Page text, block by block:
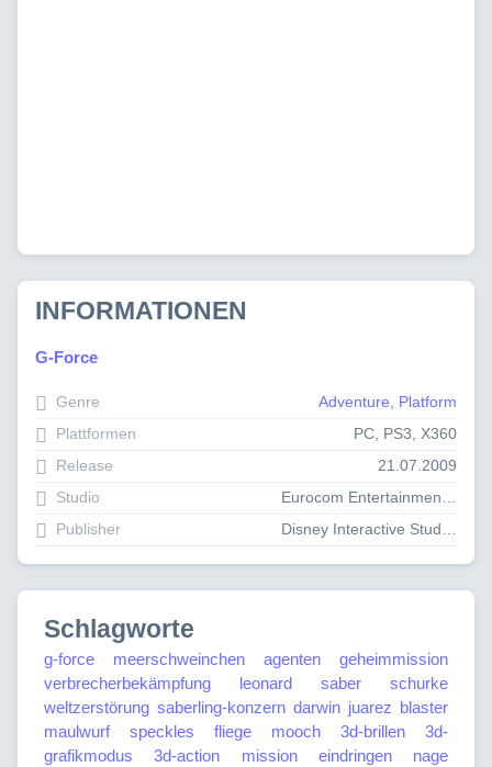
INFORMATIONEN
G-Force
Genre Adventure, Platform
Plattformen
PC, PS3, X360
Release
21.07.2009
Studio
Eurocom Entertainment Software
Publisher
Disney Interactive Studios
Schlagworte
g-force meerschweinchen agenten
geheimmission
verbrecherbekämpfung
leonard saber
schurke
weltzerstörung saberling-konzern darwin juarez blaster
maulwurf
speckles fliege mooch 3d-brillen
3d-
grafikmodus
3d-action mission eindringen nage